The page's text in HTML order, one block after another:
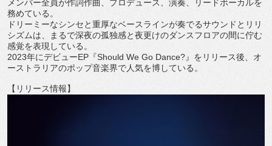
メンバー全員が作詞作曲、プロデュース、演奏、
リードボーカルを
務めている。
ドリーミーなシンセと重厚なベースラインが奏でるサウンドとリリ
シズムは、
まるで深夜の孤独感と夜更けのダンスフロアの間に佇む
感覚を表現 している。
2023年にデビューEP『Should We Go Dance?』をリリース後、 オ
ーストラリアのポップ音楽界で人気を博している。
【リリース情報】